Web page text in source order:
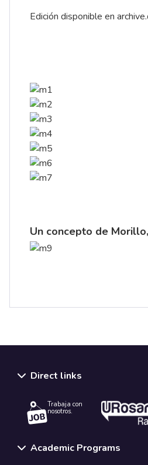
Edición disponible en
Un concepto de
Direct links
Trabaja con
nosotros.
Academic Programs